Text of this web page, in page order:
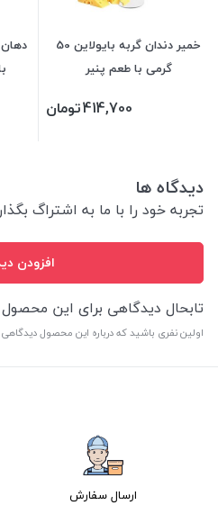
خمیر دندان گربه بایولاین 50
گرمی با طعم پنیر
414,700تومان
دیدگاه ها
تجربه خود را با ما به اشتراگ
افزودن
تابحال دیدگاهی برای این
اولین نفری باشید که درباره این محصول
ارسال سفارش